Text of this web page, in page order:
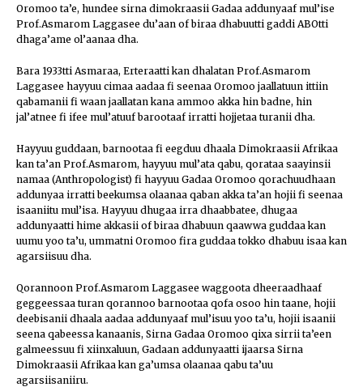
Oromoo ta’e, hundee sirna dimokraasii Gadaa addunyaaf mul’ise
Prof.Asmarom Laggasee du’aan of biraa dhabuutti gaddi ABOtti
dhaga’ame ol’aanaa dha.
Bara 1933tti Asmaraa, Erteraatti kan dhalatan Prof.Asmarom
Laggasee hayyuu cimaa aadaa fi seenaa Oromoo jaallatuun ittiin
qabamanii fi waan jaallatan kana ammoo akka hin badne, hin
jal’atnee fi ifee mul’atuuf barootaaf irratti hojjetaa turanii dha.
Hayyuu guddaan, barnootaa fi eegduu dhaala Dimokraasii Afrikaa
kan ta’an Prof.Asmarom, hayyuu mul’ata qabu, qorataa saayinsii
namaa (Anthropologist) fi hayyuu Gadaa Oromoo qorachuudhaan
addunyaa irratti beekumsa olaanaa qaban akka ta’an hojii fi seenaa
isaaniitu mul’isa. Hayyuu dhugaa irra dhaabbatee, dhugaa
addunyaatti hime akkasii of biraa dhabuun qaawwa guddaa kan
uumu yoo ta’u, ummatni Oromoo fira guddaa tokko dhabuu isaa kan
agarsiisuu dha.
Qorannoon Prof.Asmarom Laggasee waggoota dheeraadhaaf
geggeessaa turan qorannoo barnootaa qofa osoo hin taane, hojii
deebisanii dhaala aadaa addunyaaf mul’isuu yoo ta’u, hojii isaanii
seena qabeessa kanaanis, Sirna Gadaa Oromoo qixa sirrii ta’een
galmeessuu fi xiinxaluun, Gadaan addunyaatti ijaarsa Sirna
Dimokraasii Afrikaa kan ga’umsa olaanaa qabu ta’uu
agarsiisaniiru.